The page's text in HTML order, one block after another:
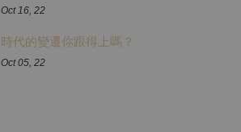
Oct 16, 22
時代的變遷你跟得上嗎？
Oct 05, 22